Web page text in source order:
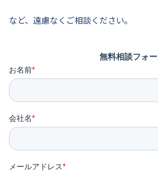
など、遠慮なくご相談ください。